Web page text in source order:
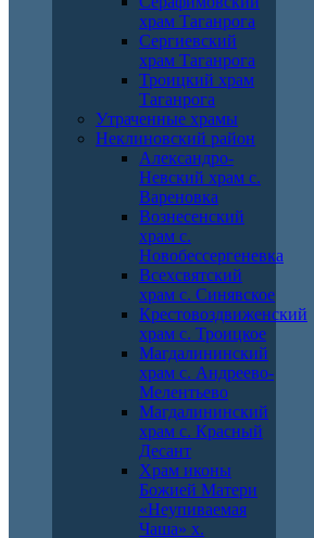
храм Таганрога
Сергиевский
храм Таганрога
Троицкий храм
Таганрога
Утраченные храмы
Неклиновский район
Александро-
Невский храм с.
Вареновка
Вознесенский
храм с.
Новобессергеневка
Всехсвятский
храм с. Синявское
Крестовоздвиженский
храм с. Троицкое
Магдалининский
храм с. Андреево-
Мелентьево
Магдалининский
храм с. Красный
Десант
Храм иконы
Божией Матери
«Неупиваемая
Чаша» х.